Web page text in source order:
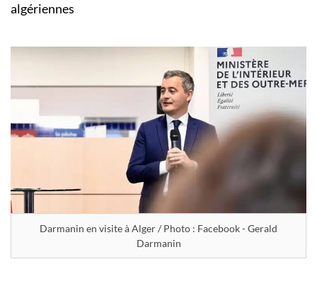
algériennes
Darmanin en visite à Alger / Photo : Facebook - Gerald
Darmanin